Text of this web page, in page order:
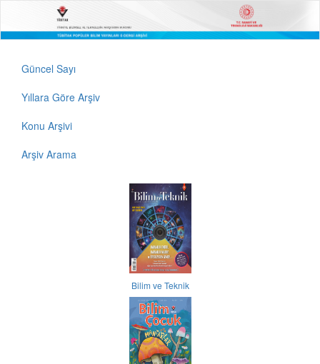
Güncel Sayı
Yıllara Göre Arşiv
Konu Arşivi
Arşiv Arama
Bilim ve Teknik